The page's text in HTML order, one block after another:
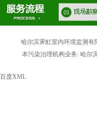
哈尔滨霁虹室内环境监测有
本污染治理机构业务: 哈尔
百度XML